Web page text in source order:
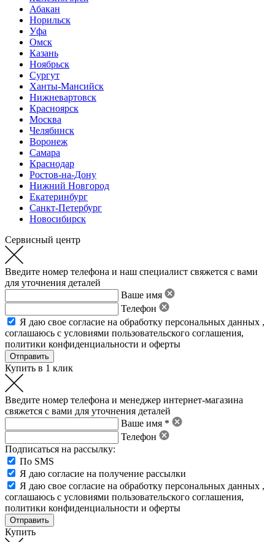
Абакан
Норильск
Уфа
Омск
Казань
Ноябрьск
Сургут
Ханты-Мансийск
Нижневартовск
Красноярск
Москва
Челябинск
Воронеж
Самара
Краснодар
Ростов-на-Дону
Нижний Новгород
Екатеринбург
Санкт-Петербург
Новосибирск
Сервисный центр
Введите номер телефона и наш специалист свяжется с вами
для уточнения деталей
Ваше имя
Телефон
Я даю свое согласие на обработку персональных данных ,
соглашаюсь с условиями пользовательского соглашения,
политики конфиденциальности и оферты
Купить в 1 клик
Введите номер телефона и менеджер интернет-магазина
свяжется с вами для уточнения деталей
Ваше имя *
Телефон
Подписаться на рассылку:
По SMS
Я даю согласие на получение рассылки
Я даю свое согласие на обработку персональных данных ,
соглашаюсь с условиями пользовательского соглашения,
политики конфиденциальности и оферты
Купить